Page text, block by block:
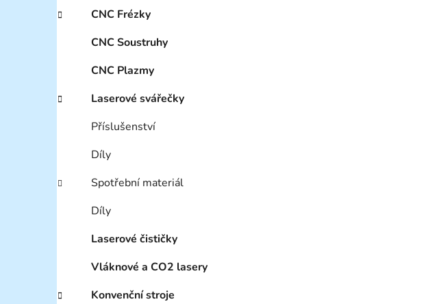
r
CNC Frézky
CNC Soustruhy
CNC Plazmy
Laserové svářečky
Příslušenství
Díly
Spotřební materiál
Díly
Laserové čističky
Vláknové a CO2 lasery
Konvenční stroje